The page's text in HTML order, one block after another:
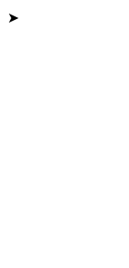
➤